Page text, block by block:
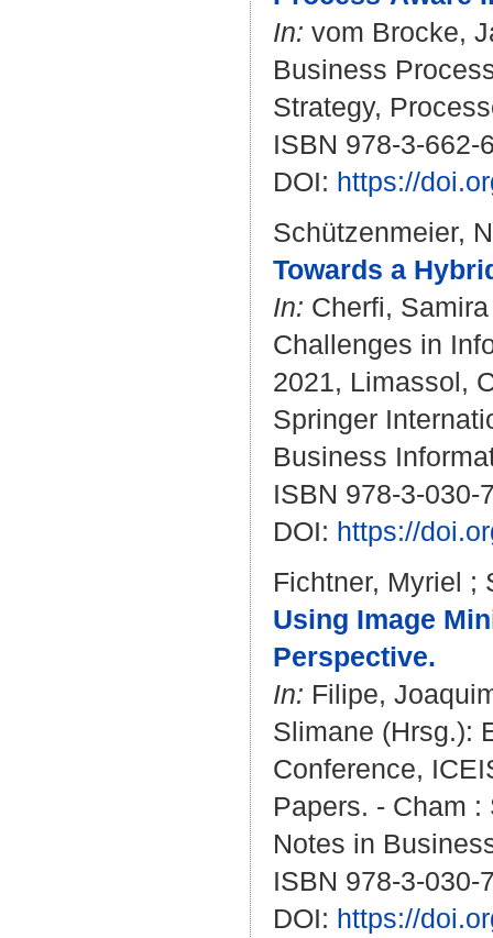
In: vom Brocke,
Business
Strategy,
ISBN 978-3-662-
DOI: https://
Schützenmeier,
Towards a
In: Cherfi, Samira
Challenges in
2021, Limassol,
Springer
Business
ISBN 978-3-030-
DOI: https://
Fichtner, Myriel ;
Using Image
Perspective.
In: Filipe,
Slimane (Hrsg.):
Conference,
Papers. - Cham
Notes in
ISBN 978-3-030-
DOI: https://